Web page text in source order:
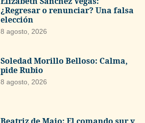
¿Regresar o renunciar? Una falsa
elección
8 agosto, 2026
Soledad Morillo Belloso: Calma,
pide Rubio
8 agosto, 2026